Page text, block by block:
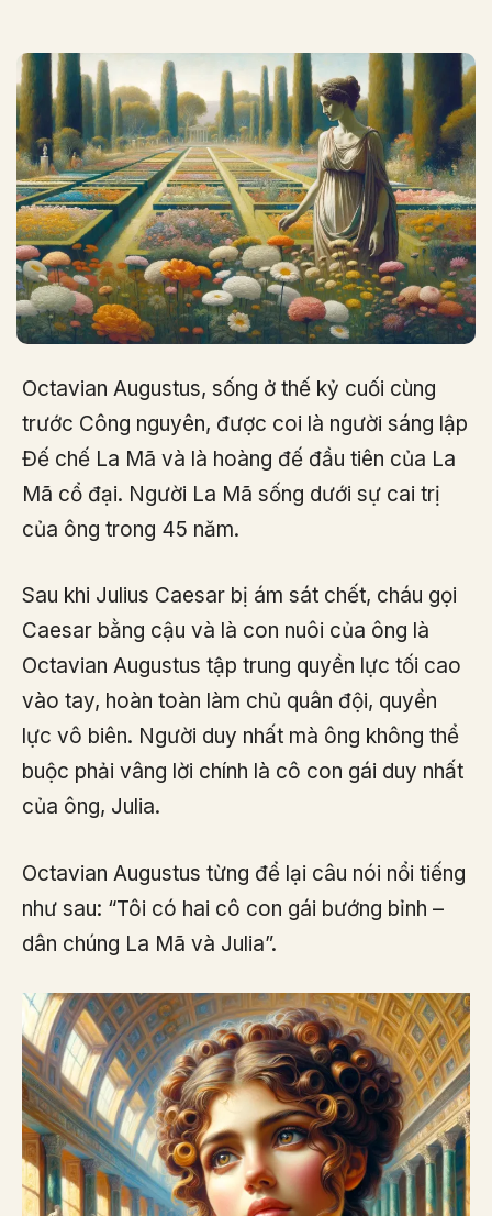
Octavian Augustus, sống ở thế kỷ cuối cùng
trước Công nguyên, được coi là người sáng lập
Đế chế La Mã và là hoàng đế đầu tiên của La
Mã cổ đại. Người La Mã sống dưới sự cai trị
của ông trong 45 năm.
Sau khi Julius Caesar bị ám sát chết, cháu gọi
Caesar bằng cậu và là con nuôi của ông là
Octavian Augustus tập trung quyền lực tối cao
vào tay, hoàn toàn làm chủ quân đội, quyền
lực vô biên. Người duy nhất mà ông không thể
buộc phải vâng lời chính là cô con gái duy nhất
của ông, Julia.
Octavian Augustus từng để lại câu nói nổi tiếng
như sau: “Tôi có hai cô con gái bướng bỉnh –
dân chúng La Mã và Julia”.